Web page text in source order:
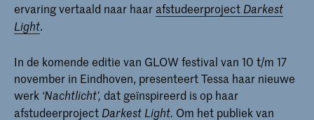
ervaring vertaald naar haar afstudeerproject Darkest
Light.
In de komende editie van GLOW festival van 10 t/m 17
november in Eindhoven, presenteert Tessa haar nieuwe
werk ‘Nachtlicht’, dat geïnspireerd is op haar
afstudeerproject Darkest Light. Om het publiek van